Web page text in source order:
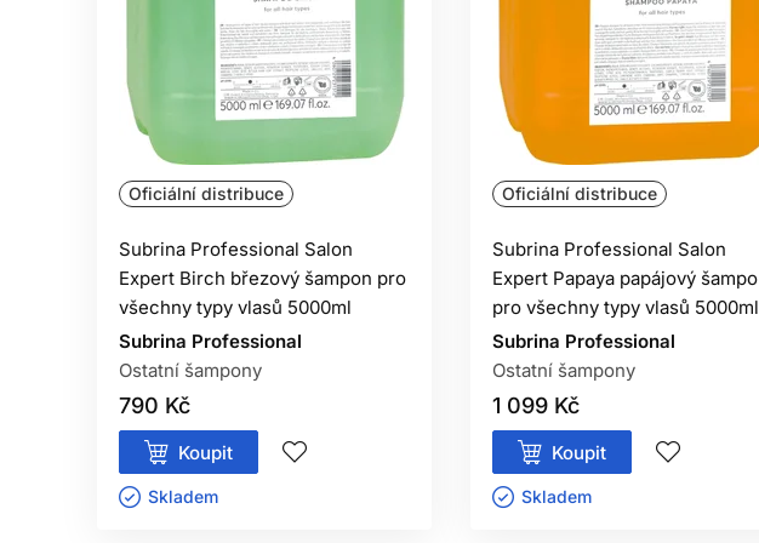
Oficiální distribuce
Subrina Professional Salon
Expert Birch březový šampon pro
všechny typy vlasů 5000ml
Subrina Professional
Ostatní šampony
790 Kč
Koupit
Skladem ㅤ
Oficiální distribuce
Subrina Professional Salon
Expert Papaya papájový
pro všechny typy vlasů 5000ml
Subrina Professional
Ostatní šampony
1 099 Kč
Koupit
Skladem ㅤ